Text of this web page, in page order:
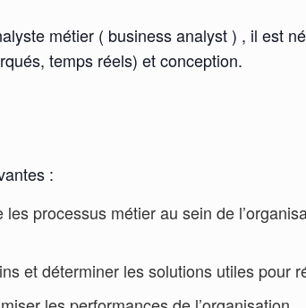
métier ( business analyst ) , il est
temps réels) et conception.
:
les processus métier au sein de
et déterminer les solutions utiles pour